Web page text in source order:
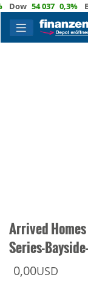
54 037 0,3%
Arrived
Series-
0,00USD